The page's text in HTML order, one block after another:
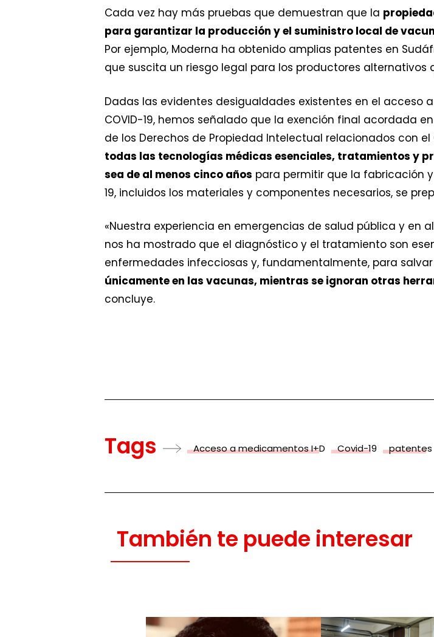
Cada vez hay más pruebas que demuestran que la
para garantizar la producción y el suministro local de
Por ejemplo, Moderna ha obtenido amplias patentes en
que suscita un riesgo legal para los productores
Dadas las evidentes desigualdades existentes en el acceso
COVID-19, hemos señalado que la exención final acordada
de los Derechos de Propiedad Intelectual relacionados con
todas las tecnologías médicas esenciales, tratamientos y
sea de al menos cinco años para permitir que la fabricación
19, incluidos los materiales y componentes necesarios, se
«Nuestra experiencia en emergencias de salud pública y en
nos ha mostrado que el diagnóstico y el tratamiento son
enfermedades infecciosas y, fundamentalmente, para salvar
únicamente en las vacunas, mientras se ignoran otras
concluye.
Tags Acceso a medicamentos I+D Covid-19 patentes
También te puede interesar